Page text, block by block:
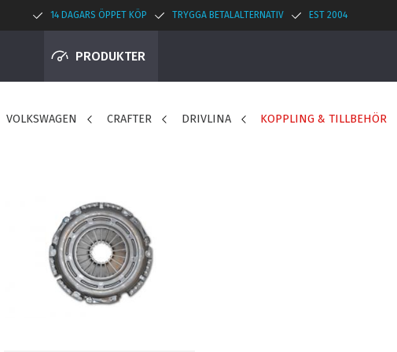
14 DAGARS ÖPPET KÖP TRYGGA BETALALTERNATIV EST 2004
PRODUKTER
VOLKSWAGEN CRAFTER DRIVLINA KOPPLING & TILLBEHÖR